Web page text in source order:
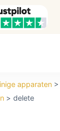
apparaten >
> delete